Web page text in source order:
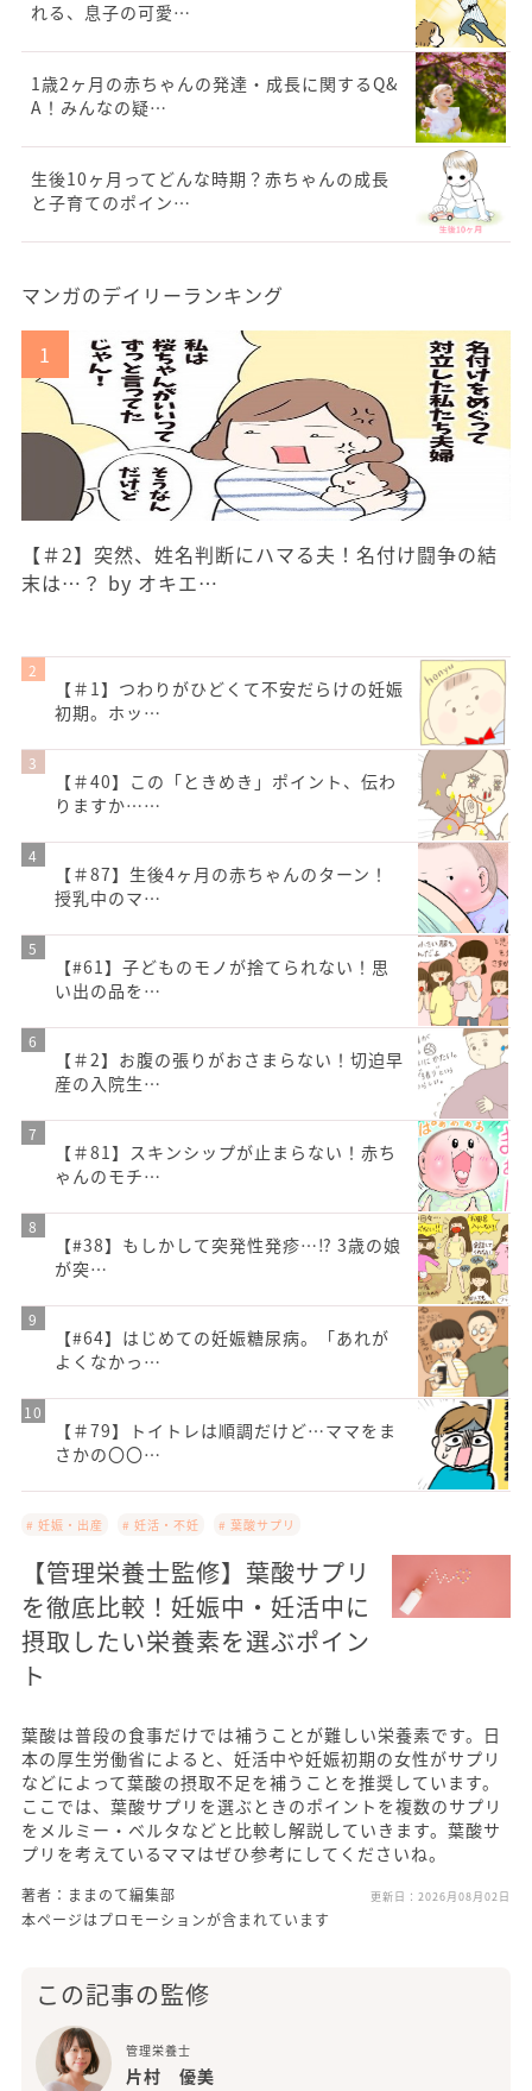
れる、息子の可愛…
1歳2ヶ月の赤ちゃんの発達・成長に関するQ&
A！みんなの疑…
生後10ヶ月ってどんな時期？赤ちゃんの成長
と子育てのポイン…
マンガのデイリーランキング
【＃2】突然、姓名判断にハマる夫！名付け闘争の結
末は…？ by オキエ…
【＃1】つわりがひどくて不安だらけの妊娠
初期。ホッ…
【＃40】この「ときめき」ポイント、伝わ
りますか……
【＃87】生後4ヶ月の赤ちゃんのターン！
授乳中のマ…
【#61】子どものモノが捨てられない！思
い出の品を…
【＃2】お腹の張りがおさまらない！切迫早
産の入院生…
【＃81】スキンシップが止まらない！赤ち
ゃんのモチ…
【#38】もしかして突発性発疹…⁉︎ 3歳の娘
が突…
【#64】はじめての妊娠糖尿病。「あれが
よくなかっ…
【＃79】トイトレは順調だけど…ママをま
さかの〇〇…
# 妊娠・出産 # 妊活・不妊 # 葉酸サプリ
【管理栄養士監修】葉酸サプリ
を徹底比較！妊娠中・妊活中に
摂取したい栄養素を選ぶポイン
ト
葉酸は普段の食事だけでは補うことが難しい栄養素です。日
本の厚生労働省によると、妊活中や妊娠初期の女性がサプリ
などによって葉酸の摂取不足を補うことを推奨しています。
ここでは、葉酸サプリを選ぶときのポイントを複数のサプリ
をメルミー・ベルタなどと比較し解説していきます。葉酸サ
プリを考えているママはぜひ参考にしてくださいね。
著者：ままのて編集部 更新日： 2026月08月02日
本ページはプロモーションが含まれています
この記事の監修
管理栄養士
片村 優美